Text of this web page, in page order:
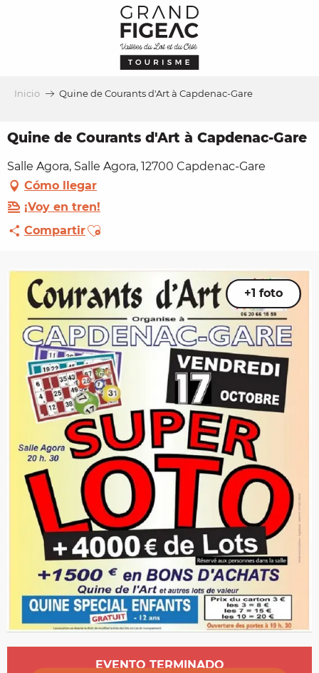
Inicio Quine de Courants d'Art à Capdenac-Gare
Quine de Courants d'Art à Capdenac-Gare
Salle Agora, Salle Agora, 12700 Capdenac-Gare
Cómo llegar
¡Voy en tren!
CompartirAjouter aux favoris
+1 foto
Horarios y datos de contacto
EVENTO TERMINADO